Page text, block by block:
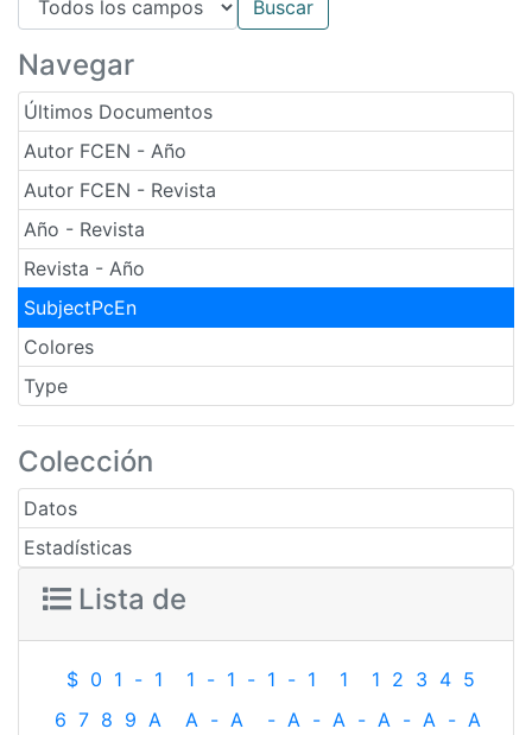
Navegar
Últimos Documentos
Autor FCEN - Año
Autor FCEN - Revista
Año - Revista
Revista - Año
SubjectPcEn
Colores
Type
Colección
Datos
Estadísticas
Lista de
$ 0 1 - 1 1 - 1 - 1 - 1 1 1 2 3 4 5
6 7 8 9 A A - A - A - A - A - A - A